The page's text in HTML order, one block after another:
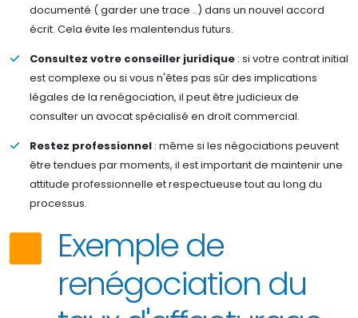
documenté ( garder une trace ..) dans un nouvel accord
écrit. Cela évite les malentendus futurs.
Consultez votre conseiller juridique : si votre contrat initial
est complexe ou si vous n'êtes pas sûr des implications
légales de la renégociation, il peut être judicieux de
consulter un avocat spécialisé en droit commercial.
Restez professionnel : même si les négociations peuvent
être tendues par moments, il est important de maintenir une
attitude professionnelle et respectueuse tout au long du
processus.
Exemple de
renégociation du